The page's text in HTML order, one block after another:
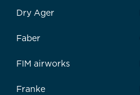
Dry Ager
Faber
FIM airworks
Franke